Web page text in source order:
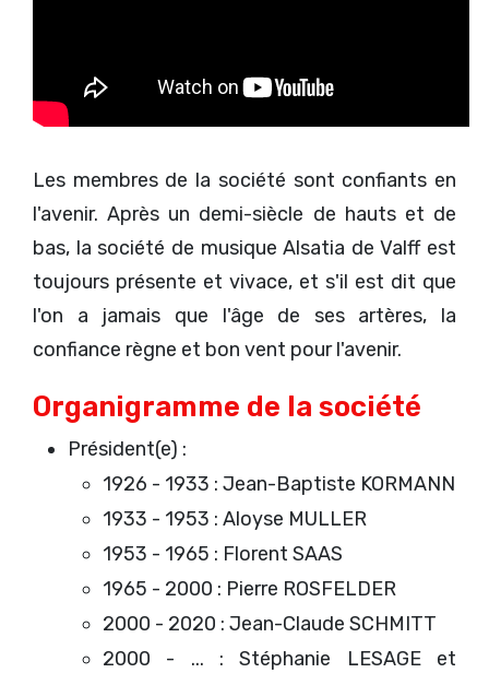
Les membres de la société sont confiants en
l'avenir. Après un demi-siècle de hauts et de
bas, la société de musique Alsatia de Valff est
toujours présente et vivace, et s'il est dit que
l'on a jamais que l'âge de ses artères, la
confiance règne et bon vent pour l'avenir.
Organigramme de la société
Président(e) :
1926 - 1933 : Jean-Baptiste KORMANN
1933 - 1953 : Aloyse MULLER
1953 - 1965 : Florent SAAS
1965 - 2000 : Pierre ROSFELDER
2000 - 2020 : Jean-Claude SCHMITT
2000 - ... : Stéphanie LESAGE et